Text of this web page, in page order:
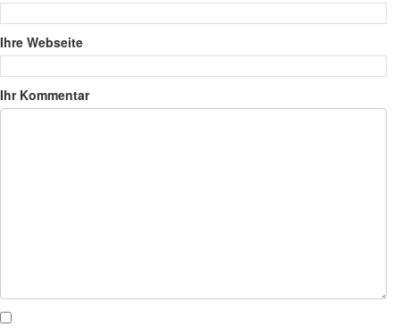
Ihre Webseite
Ihr Kommentar